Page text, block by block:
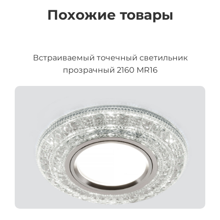
Похожие товары
Встраиваемый точечный светильник
прозрачный 2160 MR16